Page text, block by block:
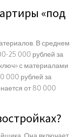
«под
В среднем
25 000 рублей за
с материалами
000 рублей за
от 80 000
Она включает